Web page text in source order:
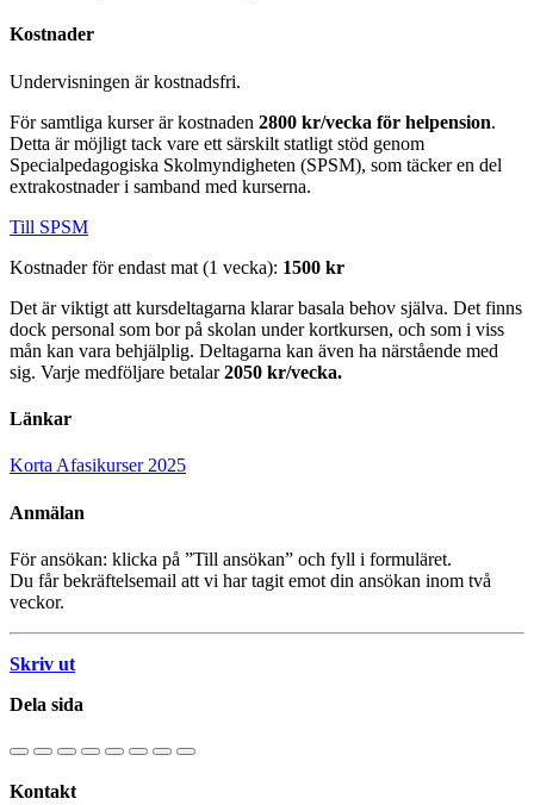
Kostnader
Undervisningen är kostnadsfri.
För samtliga kurser är kostnaden 2800 kr/vecka för helpension.
Detta är möjligt tack vare ett särskilt statligt stöd genom
Specialpedagogiska Skolmyndigheten (SPSM), som täcker en del
extrakostnader i samband med kurserna.
Till SPSM
Kostnader för endast mat (1 vecka): 1500 kr
Det är viktigt att kursdeltagarna klarar basala behov själva. Det finns
dock personal som bor på skolan under kortkursen, och som i viss
mån kan vara behjälplig. Deltagarna kan även ha närstående med
sig. Varje medföljare betalar2050 kr/vecka.
Länkar
Korta Afasikurser 2025
Anmälan
För ansökan: klicka på ”Till ansökan” och fyll i formuläret.
Du får bekräftelsemail att vi har tagit emot din ansökan inom två
veckor.
Skriv ut
Dela sida
Kontakt